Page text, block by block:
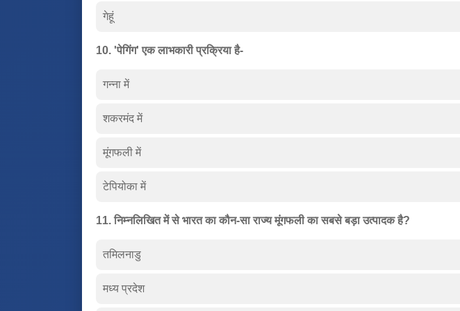
गेहूं
10. 'पेगिंग' एक लाभकारी प्रक्रिया है-
गन्ना में
शकरमंद में
मूंगफली में
टेपियोका में
11. निम्नलिखित में से भारत का कौन-सा राज्य मूंगफली का सबसे बड़ा उत्पादक है?
तमिलनाडु
मध्य प्रदेश